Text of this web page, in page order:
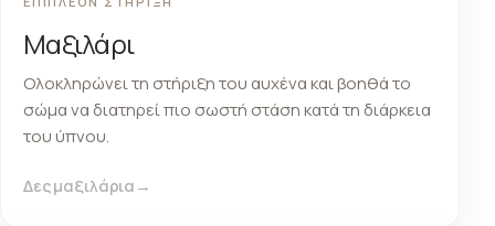
Μαξιλάρι
Ολοκληρώνει τη στήριξη του αυχένα και βοηθά το
σώμα να διατηρεί πιο σωστή στάση κατά τη διάρκεια
του ύπνου.
Δες μαξιλάρια